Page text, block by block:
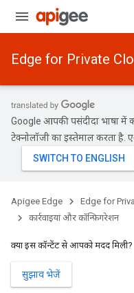
Edge for Private
Google आपकी पसंदीदा भाषा में
टेक्नोलॉजी का इस्तेमाल करता है.
Apigee Edge Edge for
कार्रवाइयां और कॉन्फ़िगरेशन
क्या इस कॉन्टेंट से आपको मदद मिली?
सुझाव भेजें